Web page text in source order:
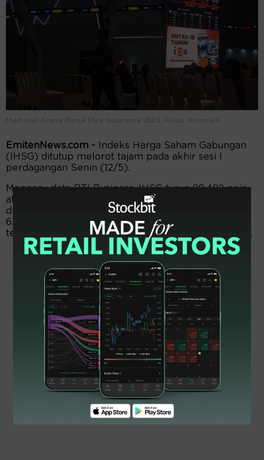
Main Hall Arena Bursa Efek Indonesia (BEI). Foto: Istimewa.
EmitenNews.com -
Indeks Harga Saham Gabungan
(IHSG) ditutup melorot tajam pada akhir sesi I
perdagangan Senin (12/5).
Mengacu data RTI Business, IHSG turun 98,492 poin
atau 1,43 persen ke level 6.807,128. IHSG sempat
dibuka di 6.946,845 dan menyentuh level tertinggi
6.977,286, sebelum berbalik tertekan hingga level
terendah 6.802,843 menjelang istirahat makan siang.